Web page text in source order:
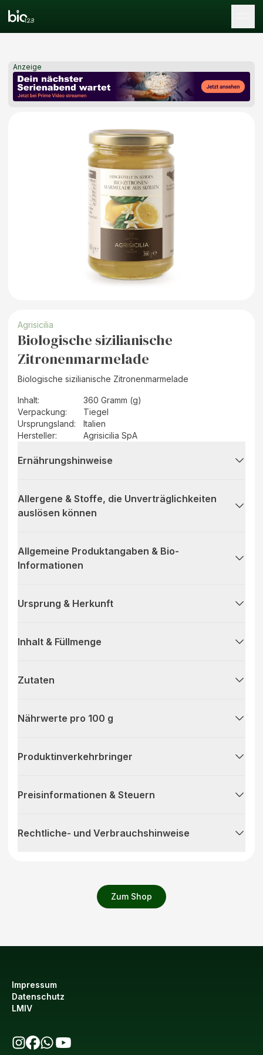
Anzeige
Zum Shop
Agrisicilia
Biologische sizilianische
Zitronenmarmelade
Biologische sizilianische Zitronenmarmelade
Inhalt:
360 Gramm (g)
Verpackung:
Tiegel
Ursprungsland:
Italien
Hersteller: Agrisicilia SpA
Ernährungshinweise
Allergene & Stoffe, die Unverträglichkeiten
auslösen können
Allgemeine Produktangaben & Bio-
Informationen
Ursprung & Herkunft
Inhalt & Füllmenge
Zutaten
Nährwerte pro 100 g
Produktinverkehrbringer
Preisinformationen & Steuern
Rechtliche- und Verbrauchshinweise
Impressum
Datenschutz
LMIV